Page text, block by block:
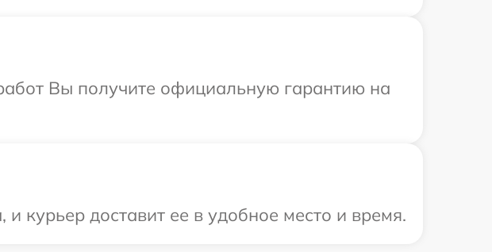
Вы получите официальную гарантию на
курьер доставит ее в удобное место и время.